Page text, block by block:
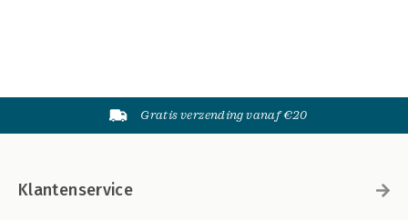
Gratis verzending vanaf €20
Klantenservice